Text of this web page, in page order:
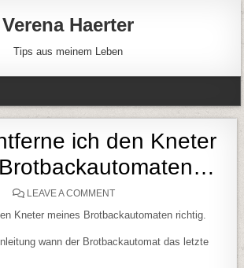
Verena Haerter
Tips aus meinem Leben
ich den Kneter
LEAVE A COMMENTON WANN ENTFERNE ICH
Kneter meines Brotbackautomaten richtig.
wann der Brotbackautomat das letzte